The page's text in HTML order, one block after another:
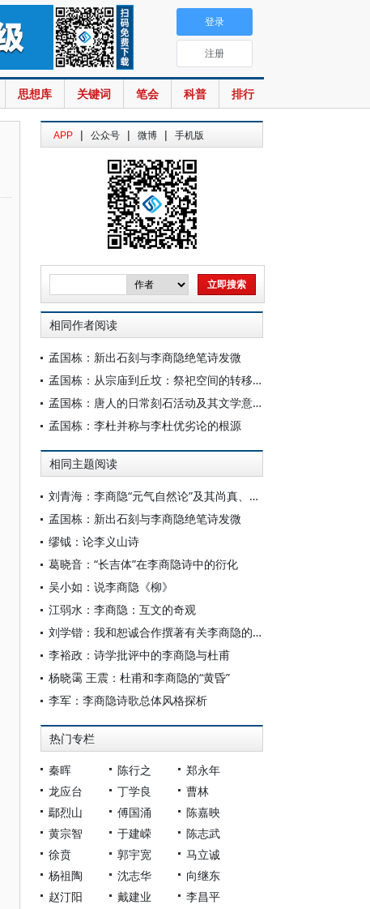
思想库 关键词 笔会 科普 排行
登录
注册
APP | 公众号 | 微博 | 手机版
相同作者阅读
孟国栋：新出石刻与李商隐绝笔诗发微
孟国栋：从宗庙到丘坟：祭祀空间的转移与墓碑的兴起
孟国栋：唐人的日常刻石活动及其文学意义
孟国栋：李杜并称与李杜优劣论的根源
相同主题阅读
刘青海：李商隐“元气自然论”及其尚真、任情的诗歌思想
孟国栋：新出石刻与李商隐绝笔诗发微
缪钺：论李义山诗
葛晓音：“长吉体”在李商隐诗中的衍化
吴小如：说李商隐《柳》
江弱水：李商隐：互文的奇观
刘学锴：我和恕诚合作撰著有关李商隐的几部书稿的具体情况
李裕政：诗学批评中的李商隐与杜甫
杨晓霭 王震：杜甫和李商隐的“黄昏”
李军：李商隐诗歌总体风格探析
热门专栏
秦晖 陈行之
郑永年
龙应台
丁学良
曹林
鄢烈山
傅国涌
陈嘉映
黄宗智
于建嵘
陈志武
徐贲
郭宇宽
马立诚
杨祖陶
沈志华
向继东
赵汀阳
戴建业
李昌平